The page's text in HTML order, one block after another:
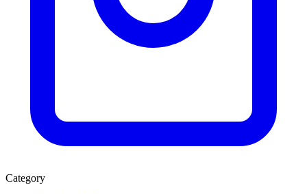
Category